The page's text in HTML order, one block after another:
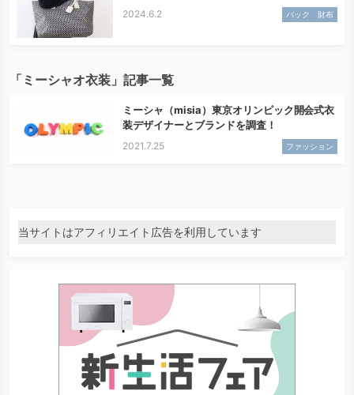
2024.6.2 バック 財布
「ミーシャオ衣装」記事一覧
ミーシャ（misia）東京オリンピック開会式衣
装デザイナーとブランドを調査！
2021.7.25 ファッション
当サイトはアフィリエイト広告を利用しています